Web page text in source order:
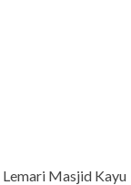
Lemari Masjid Kayu